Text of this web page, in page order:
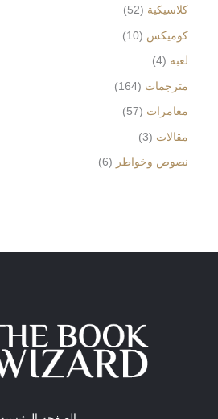
كلاسيكية 52
كوميكس 10
لعبه 4
مترجمات 164
مغامرات 57
مقالات 3
نصوص وخواطر
6